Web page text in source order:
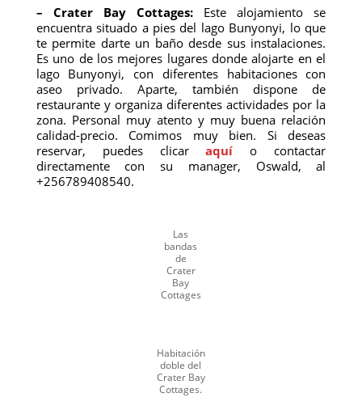
– Crater Bay Cottages: Este alojamiento se
encuentra situado a pies del lago Bunyonyi, lo que
te permite darte un baño desde sus instalaciones.
Es uno de los mejores lugares donde alojarte en el
lago Bunyonyi, con diferentes habitaciones con
aseo privado. Aparte, también dispone de
restaurante y organiza diferentes actividades por la
zona. Personal muy atento y muy buena relación
calidad-precio. Comimos muy bien. Si deseas
reservar, puedes clicar
aquí
o contactar
directamente con su manager, Oswald, al
+256789408540.
Las
bandas
de
Crater
Bay
Cottages
Habitación
doble del
Crater Bay
Cottages.